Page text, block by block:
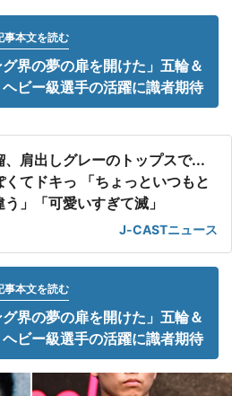
事本文を読む
界の夢の扉を開けた」五輪＆
ビー級選手の活躍に識者期待
、肩出しグレーのトップスで...
くてドキっ 「ちょっといつもと
」「可愛いすぎて滅」
J-CASTニュース
事本文を読む
界の夢の扉を開けた」五輪＆
ビー級選手の活躍に識者期待